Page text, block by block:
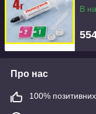
В
Про нас
100% позитивних